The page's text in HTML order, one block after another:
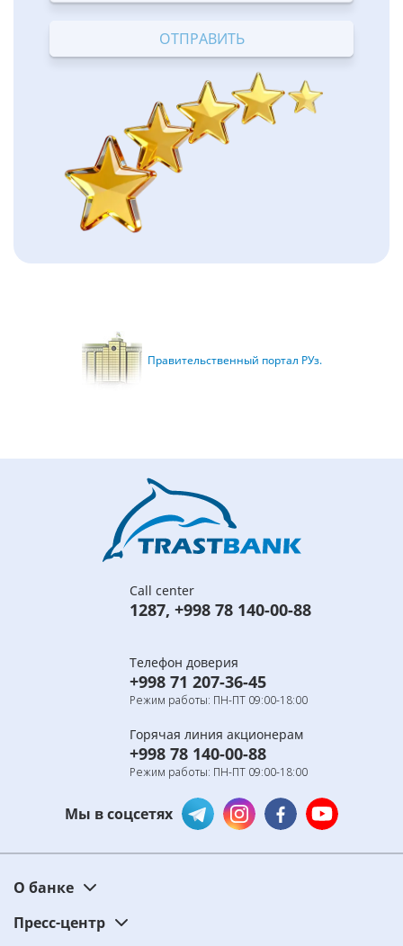
TerribleBad
OK
Good Excellent
Правительственный портал РУз.
Call center
1287, +998 78 140-00-88
Телефон доверия
+998 71 207-36-45
Режим работы: ПН-ПТ 09:00-18:00
Горячая линия акционерам
+998 78 140-00-88
Режим работы: ПН-ПТ 09:00-18:00
Мы в соцсетях
О банке
Пресс-центр